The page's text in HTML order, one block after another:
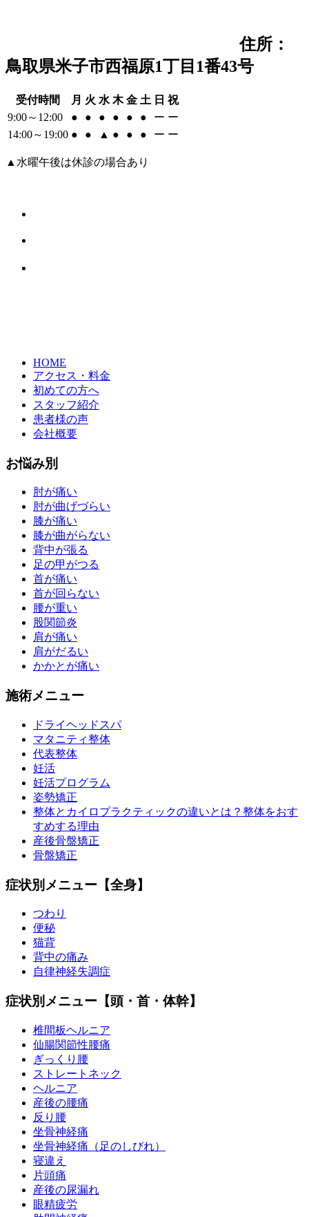
住所：
鳥取県米子市西福原1丁目1番43号
受付時間 月 火 水 木 金 土 日 祝
9:00～12:00
● ● ● ● ● ● ー ー
14:00～19:00 ● ● ▲ ● ● ● ー ー
▲水曜午後は休診の場合あり
HOME
アクセス・料金
初めての方へ
スタッフ紹介
患者様の声
会社概要
お悩み別
肘が痛い
肘が曲げづらい
膝が痛い
膝が曲がらない
背中が張る
足の甲がつる
首が痛い
首が回らない
腰が重い
股関節炎
肩が痛い
肩がだるい
かかとが痛い
施術メニュー
ドライヘッドスパ
マタニティ整体
代表整体
妊活
妊活プログラム
姿勢矯正
整体とカイロプラクティックの違いとは？整体をおす
すめする理由
産後骨盤矯正
骨盤矯正
症状別メニュー【全身】
つわり
便秘
猫背
背中の痛み
自律神経失調症
症状別メニュー【頭・首・体幹】
椎間板ヘルニア
仙腸関節性腰痛
ぎっくり腰
ストレートネック
ヘルニア
産後の腰痛
反り腰
坐骨神経痛
坐骨神経痛（足のしびれ）
寝違え
片頭痛
産後の尿漏れ
眼精疲労